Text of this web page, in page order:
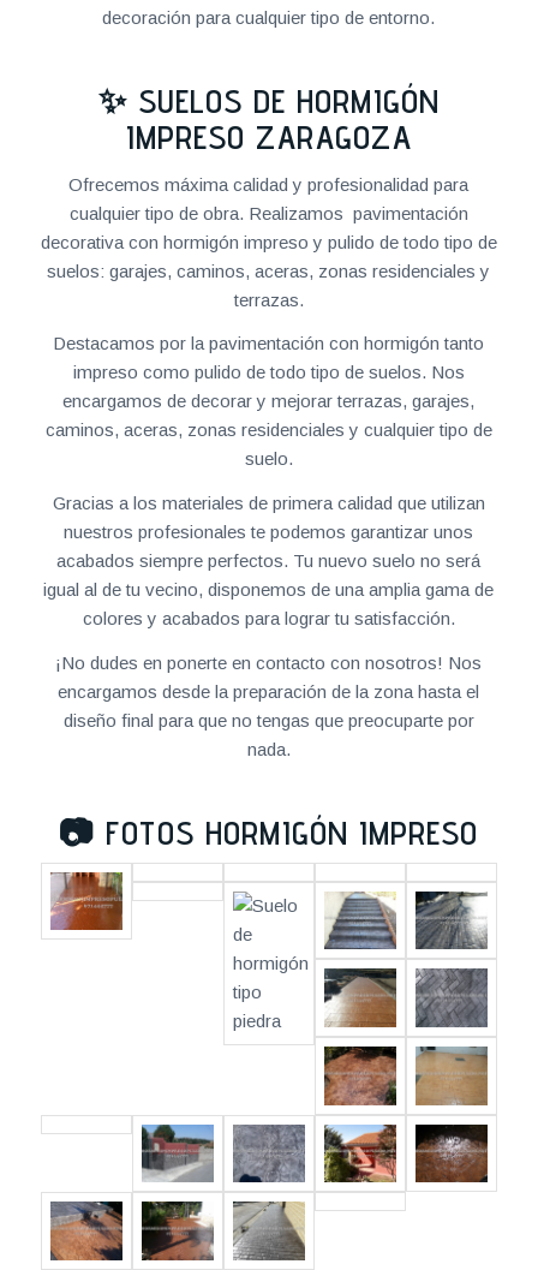
decoración para cualquier tipo de entorno.
✨ SUELOS DE HORMIGÓN
IMPRESO ZARAGOZA
Ofrecemos máxima calidad y profesionalidad para
cualquier tipo de obra. Realizamos pavimentación
decorativa con hormigón impreso y pulido de todo tipo de
suelos: garajes, caminos, aceras, zonas residenciales y
terrazas.
Destacamos por la pavimentación con hormigón tanto
impreso como pulido de todo tipo de suelos. Nos
encargamos de decorar y mejorar terrazas, garajes,
caminos, aceras, zonas residenciales y cualquier tipo de
suelo.
Gracias a los materiales de primera calidad que utilizan
nuestros profesionales te podemos garantizar unos
acabados siempre perfectos. Tu nuevo suelo no será
igual al de tu vecino, disponemos de una amplia gama de
colores y acabados para lograr tu satisfacción.
¡No dudes en ponerte en contacto con nosotros! Nos
encargamos desde la preparación de la zona hasta el
diseño final para que no tengas que preocuparte por
nada.
📷 FOTOS HORMIGÓN IMPRESO